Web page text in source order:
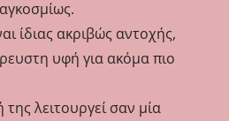
ίδιας ακριβώς αντοχής,
υφή για ακόμα πιο
λειτουργεί σαν μία